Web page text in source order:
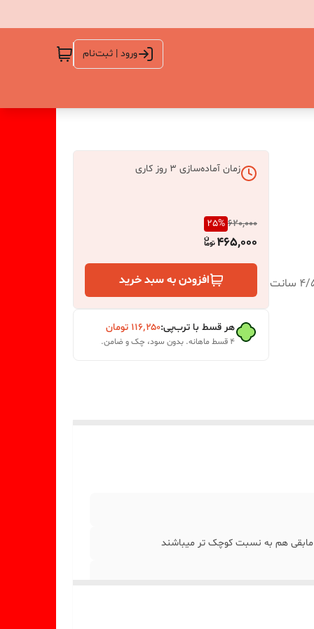
ورود | ثبت‌نام
ابعاد خروجی کار گل رز بزرگه قطر 4/5 سانت و برگ بزرگه 4/5 سانت
زمان آماده‌سازی 3 روز کاری
620,000
25%
465,000
افزودن به سبد خرید
هر قسط با ترب‌پی:۱۱۶٬۲۵۰ تومان
۴ قسط ماهانه. بدون سود، چک و ضامن.